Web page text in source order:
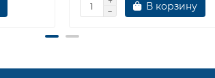
В корзину